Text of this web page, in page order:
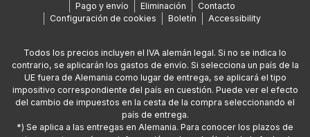
Pago y envío
Eliminación
Contacto
Configuración de cookies
Boletín Accessibility
Todos los precios incluyen el IVA alemán legal. Si no se indica lo
contrario, se aplicarán los gastos de envío. Si selecciona un país de la
UE fuera de Alemania como lugar de entrega, se aplicará el tipo
impositivo correspondiente del país en cuestión. Puede ver el efecto
del cambio de impuestos en la cesta de la compra seleccionando el
país de entrega.
*) Se aplica a las entregas en Alemania. Para conocer los plazos de